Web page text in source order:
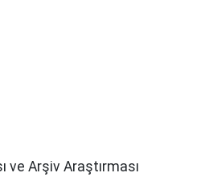
ve Arşiv Araştırması